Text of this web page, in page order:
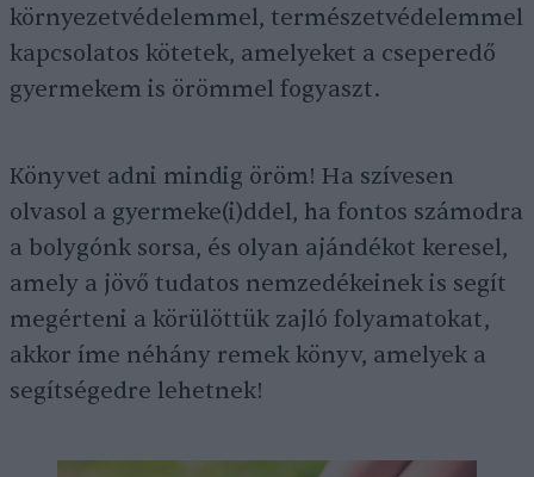
környezetvédelemmel, természetvédelemmel
kapcsolatos kötetek, amelyeket a cseperedő
gyermekem is örömmel fogyaszt.
Könyvet adni mindig öröm! Ha szívesen
olvasol a gyermeke(i)ddel, ha fontos számodra
a bolygónk sorsa, és olyan ajándékot keresel,
amely a jövő tudatos nemzedékeinek is segít
megérteni a körülöttük zajló folyamatokat,
akkor íme néhány remek könyv, amelyek a
segítségedre lehetnek!